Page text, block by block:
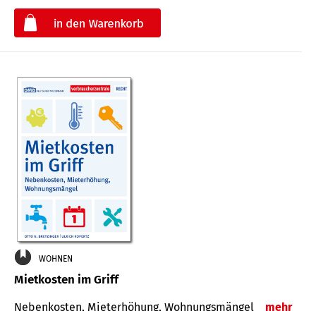
WOHNEN
Mietkosten im Griff
Nebenkosten, Mieterhöhung, Wohnungsmängel mehr